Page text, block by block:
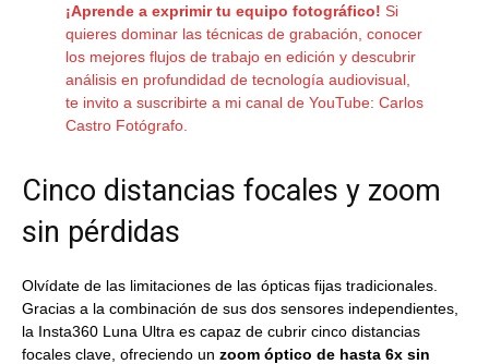
¡Aprende a exprimir tu equipo fotográfico! Si
quieres dominar las técnicas de grabación, conocer
los mejores flujos de trabajo en edición y descubrir
análisis en profundidad de tecnología audiovisual,
te invito a suscribirte a mi canal de YouTube: Carlos
Castro Fotógrafo
Cinco distancias focales y zoom
sin pérdidas
Olvídate de las limitaciones de las ópticas fijas tradicionales.
Gracias a la combinación de sus dos sensores independientes,
la Insta360 Luna Ultra es capaz de cubrir cinco distancias
focales clave, ofreciendo un zoom óptico de hasta 6x sin